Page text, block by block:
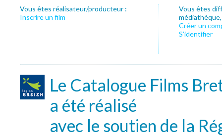
Vous êtes réalisateur/producteur :
Inscrire un film
Vous êtes
Créer un
S’identifier
Le Catalogue Films
a été réalisé
avec le soutien de la